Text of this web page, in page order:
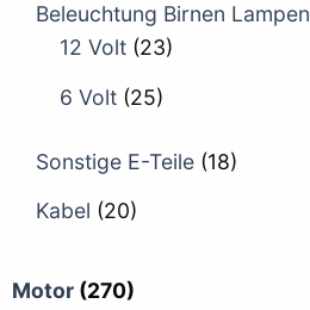
Beleuchtung Birnen Lampen
12 Volt (23)
6 Volt (25)
Sonstige E-Teile (18)
Kabel (20)
Motor (270)